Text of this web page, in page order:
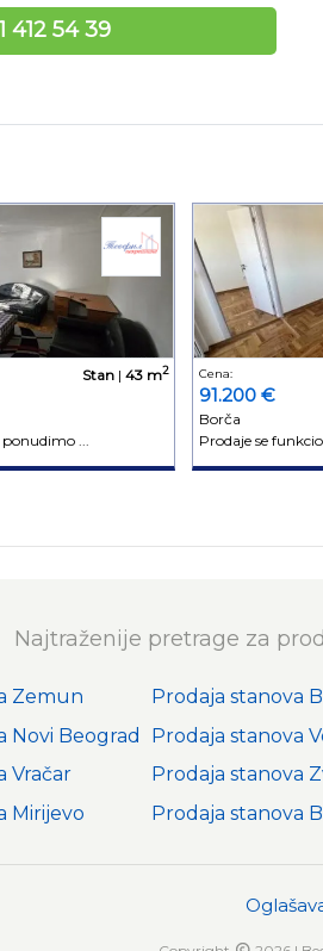
412 54 39
Stan| 43 m2
...
Cena:
91.200 €
Borča
Prodaje se
Najtraženije pretrage za
Zemun
Novi Beograd
Vračar
Mirijevo
Prodaja stanova
Prodaja stanova
Prodaja stanova
Prodaja stanova